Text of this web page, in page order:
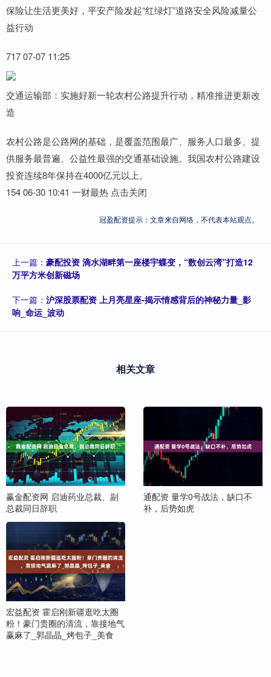
保险让生活更美好，平安产险发起“红绿灯”道路安全风险减量公
益行动
717 07-07 11:25
交通运输部：实施好新一轮农村公路提升行动，精准推进更新改
造
农村公路是公路网的基础，是覆盖范围最广、服务人口最多、提
供服务最普遍、公益性最强的交通基础设施。我国农村公路建设
投资连续8年保持在4000亿元以上。
154 06-30 10:41 一财最热 点击关闭
冠盈配资提示：文章来自网络，不代表本站观点。
上一篇： 豪配投资 滴水湖畔第一座楼宇蝶变，“数创云湾”打造12
万平方米创新磁场
下一篇： 沪深股票配资 上月亮星座-揭示情感背后的神秘力量_影
响_命运_波动
相关文章
赢金配资网 启迪药业总裁、副
总裁同日辞职
通配资 量学0号战法，缺口不
补，后势如虎
宏益配资 霍启刚新疆逛吃太圈
粉！豪门贵圈的清流，靠接地气
赢麻了_郭晶晶_烤包子_美食